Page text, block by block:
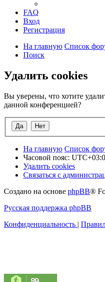
FAQ
Вход
Регистрация
На главную Список
Поиск
Удалить cookies
Вы уверены, что хотите
данной конференцией?
На главную Список
Часовой пояс:
Удалить cookies
Связаться с
Создано на основе phpBB®
Русская поддержка phpBB
Конфиденциальность |